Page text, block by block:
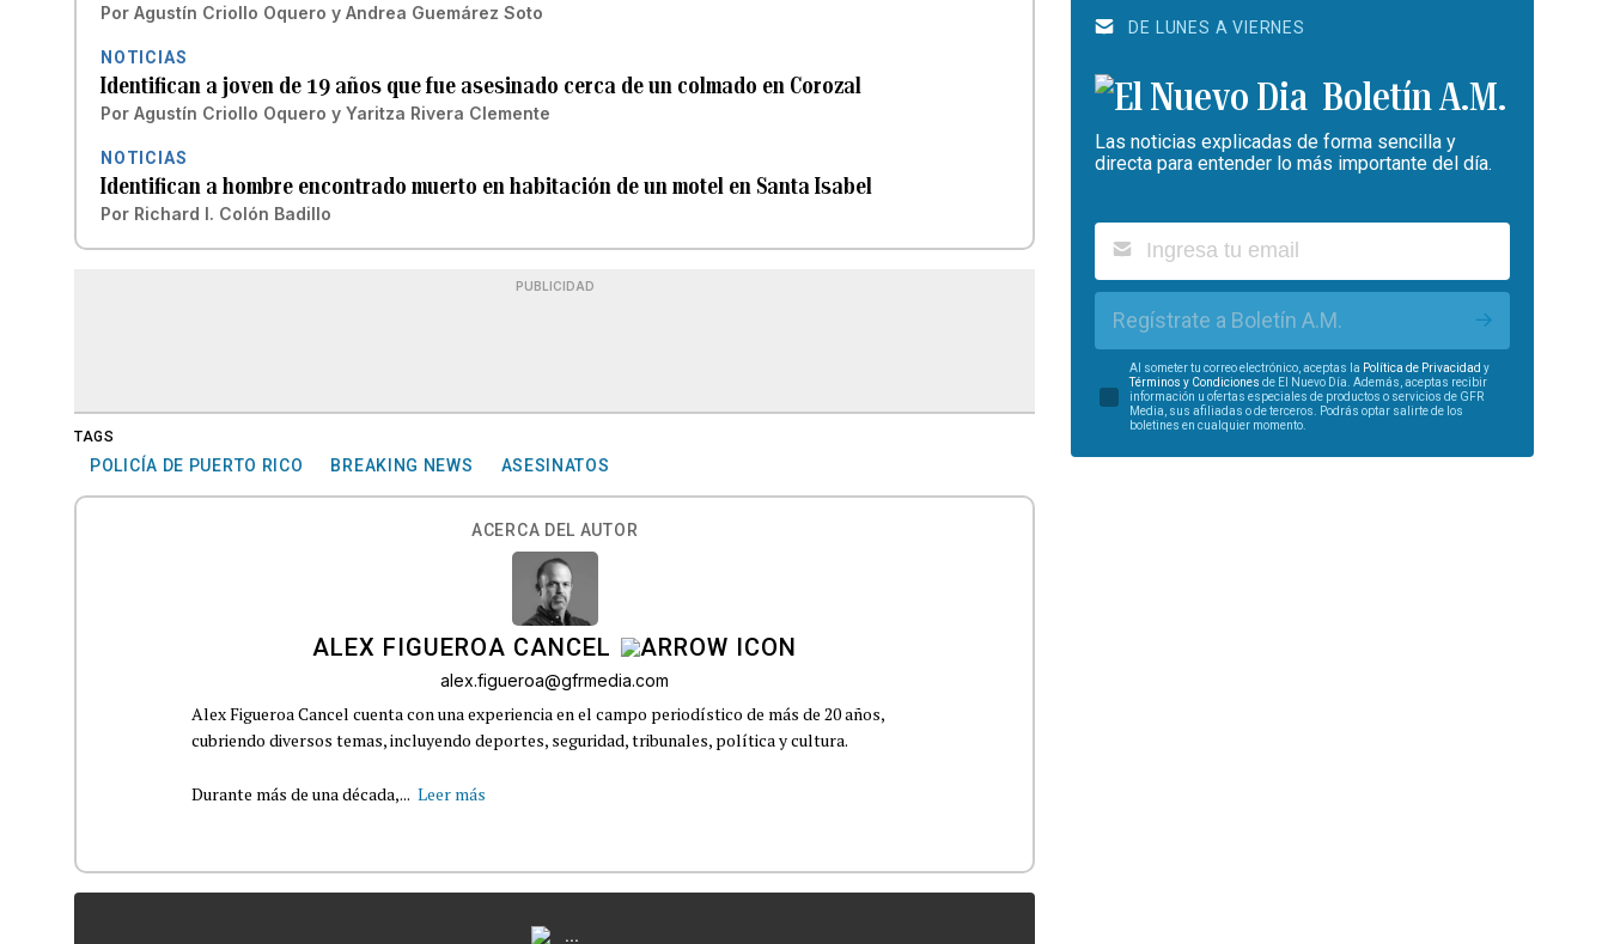
Por Agustín Criollo Oquero yAndrea Guemárez Soto
NOTICIAS
Identifican a joven de 19 años que fue asesinado cerca de un colmado en Corozal
Por Agustín Criollo Oquero yYaritza Rivera Clemente
NOTICIAS
Identifican a hombre encontrado muerto en habitación de un motel en Santa Isabel
Por Richard I. Colón Badillo
PUBLICIDAD
TAGS
POLICÍA DE PUERTO RICO BREAKING NEWS ASESINATOS
ACERCA DEL AUTOR
ALEX FIGUEROA CANCEL
alex.figueroa@gfrmedia.com
Alex Figueroa Cancel cuenta con una experiencia en el campo periodístico de más de 20 años,
cubriendo diversos temas, incluyendo deportes, seguridad, tribunales, política y cultura.
Durante más de una década,... Leer más
...
DE LUNES A VIERNES
Boletín A.M.
Las noticias explicadas de forma sencilla y
directa para entender lo más importante del día.
Regístrate a Boletín A.M.
Al someter tu correo electrónico, aceptas la Política de Privacidad y
Términos y Condiciones de El Nuevo Día. Además, aceptas recibir
información u ofertas especiales de productos o servicios de GFR
Media, sus afiliadas o de terceros. Podrás optar salirte de los
boletines en cualquier momento.